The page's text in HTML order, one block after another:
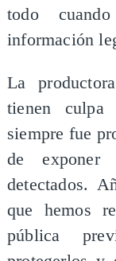
todo
información
La
tienen
siempre fue
de exponer
detectados.
que hemos
pública